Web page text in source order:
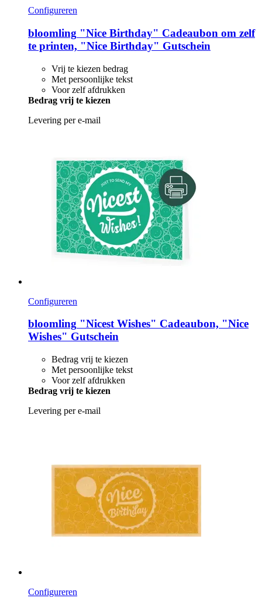
Configureren
bloomling "Nice Birthday" Cadeaubon om zelf
te printen, "Nice Birthday" Gutschein
Vrij te kiezen bedrag
Met persoonlijke tekst
Voor zelf afdrukken
Bedrag vrij te kiezen
Levering per e-mail
Configureren
bloomling "Nicest Wishes" Cadeaubon, "Nice
Wishes" Gutschein
Bedrag vrij te kiezen
Met persoonlijke tekst
Voor zelf afdrukken
Bedrag vrij te kiezen
Levering per e-mail
Configureren